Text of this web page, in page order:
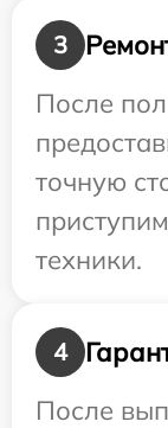
3
После
точную
техники.
4
После